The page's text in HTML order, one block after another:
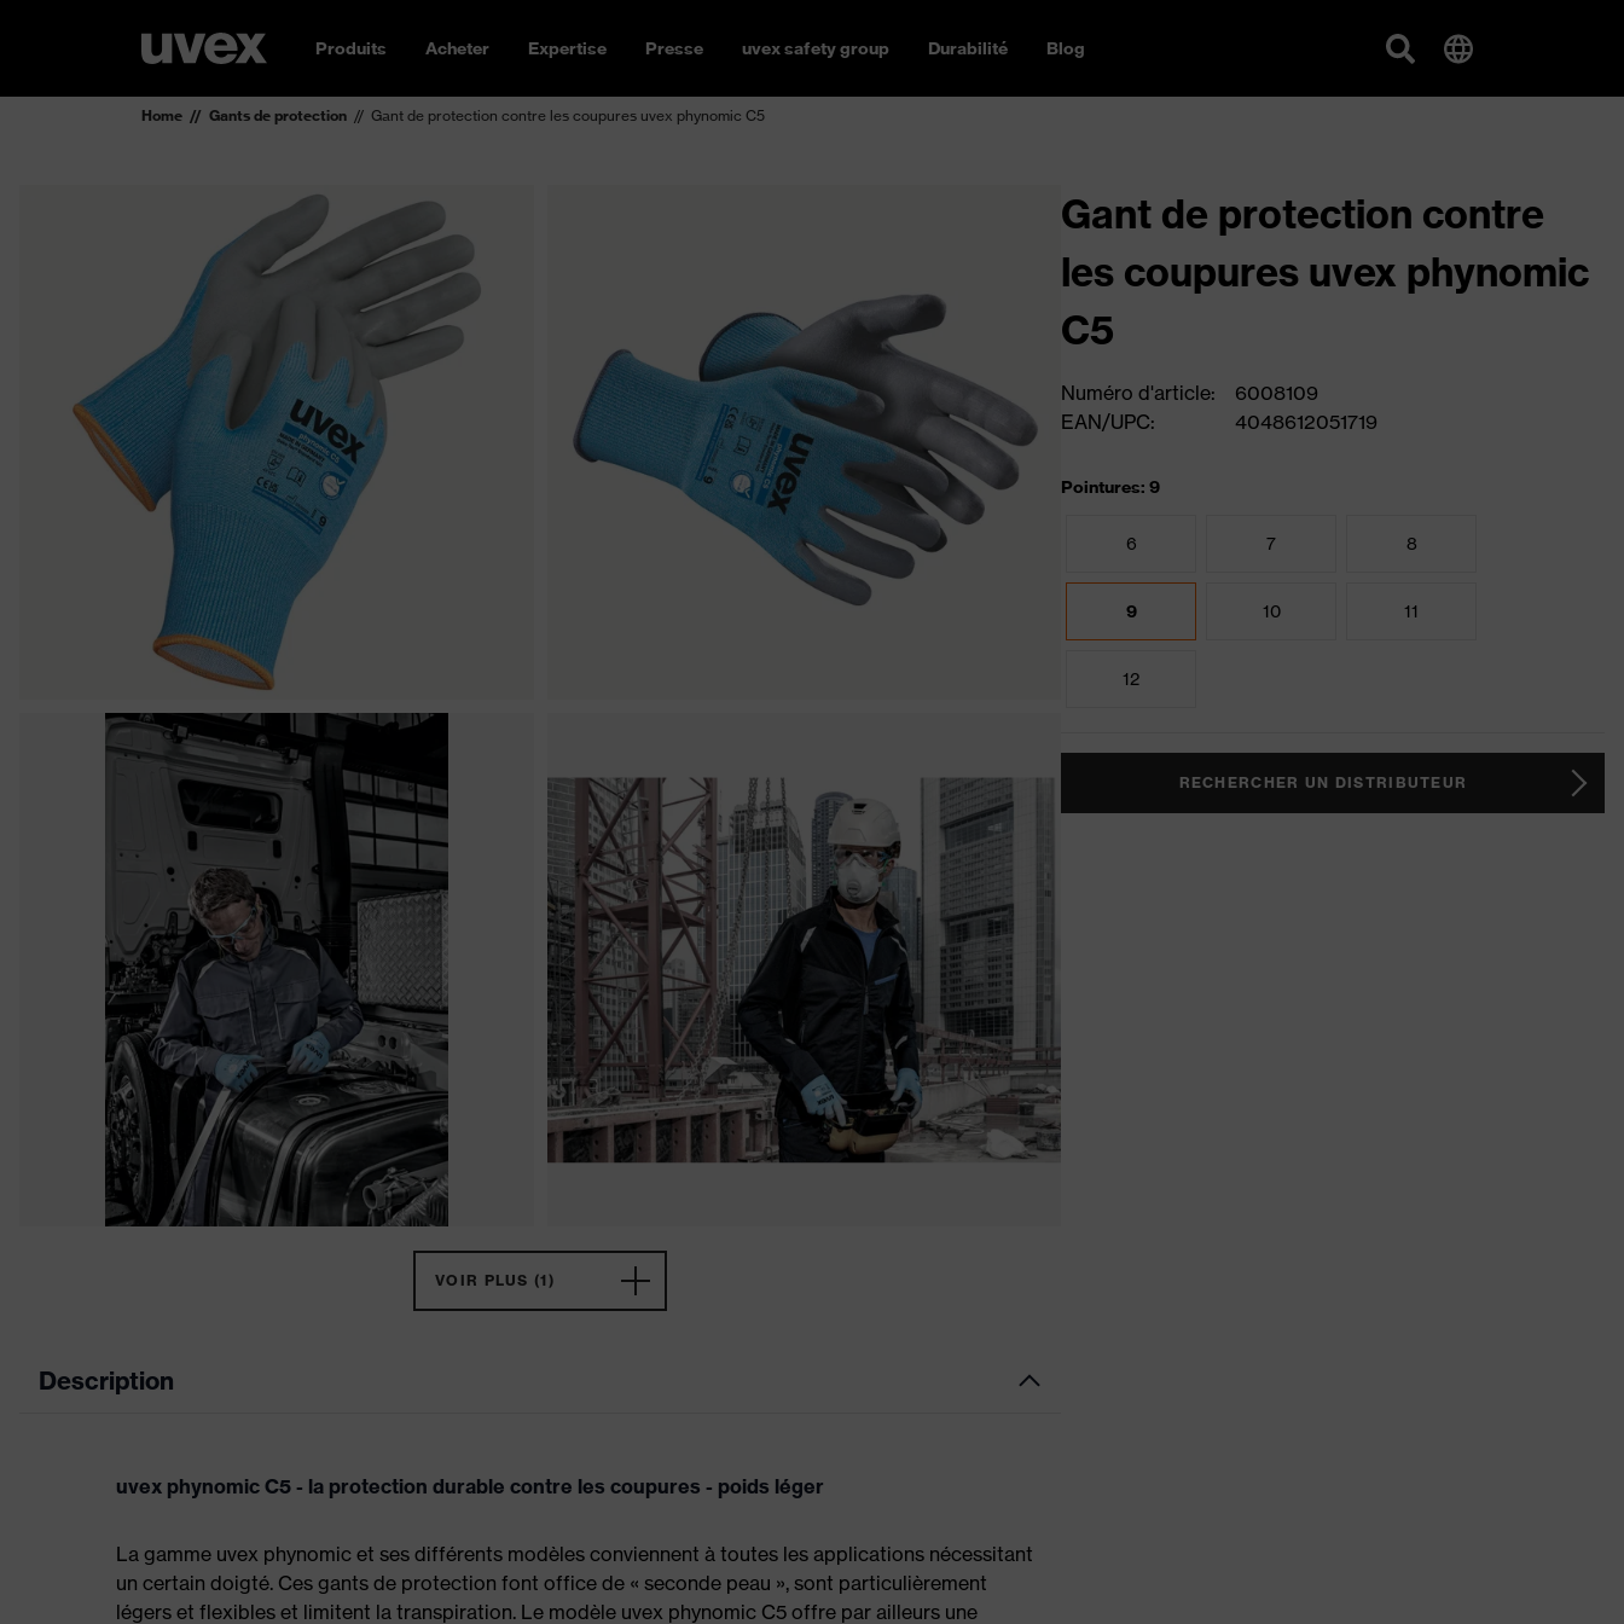
Produits Acheter Expertise Presse uvex safety group Durabilité Blog
Home Gants de protection Gant de protection contre les coupures uvex phynomic C5
VOIR PLUS (1)
Description
uvex phynomic C5 - la protection durable contre les coupures - poids léger
La gamme uvex phynomic et ses différents modèles conviennent à toutes les applications nécessitant
un certain doigté. Ces gants de protection font office de « seconde peau », sont particulièrement
légers et flexibles et limitent la transpiration. Le modèle uvex phynomic C5 offre par ailleurs une
Gant de protection contre
les coupures uvex phynomic
C5
Numéro d'article:
6008109
EAN/UPC:
4048612051719
Pointures: 9
6 7 8
9 10 11
12
RECHERCHER UN DISTRIBUTEUR